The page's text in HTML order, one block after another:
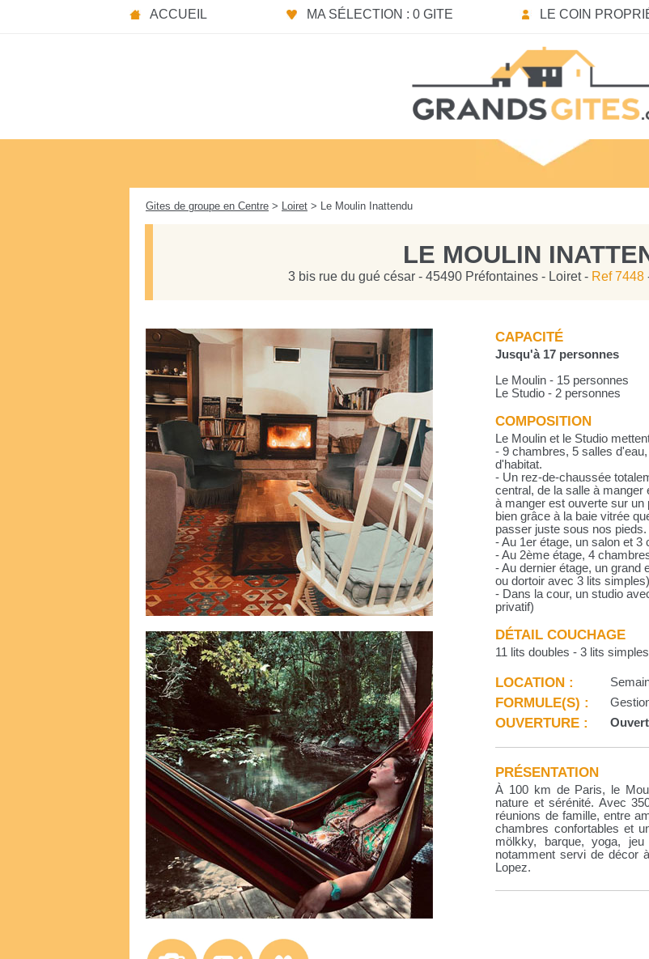
ACCUEIL MA SÉLECTION : 0 GITE LE COIN
Gites de groupe en Centre > Loiret > Le Moulin Inattendu
LE MOULIN
3 bis rue du gué césar - 45490 Préfontaines - Loiret - Ref 7448
CAPACITÉ
Jusqu'à 17 personnes
Le Moulin - 15 personnes
Le Studio - 2 personnes
COMPOSITION
Le Moulin et le Studio
- 9 chambres, 5 salles
d'habitat.
- Un rez-de-chaussée
central, de la salle à manger
à manger est ouverte sur un
bien grâce à la baie vitrée
passer juste sous nos pieds.
- Au 1er étage, un salon et
- Au 2ème étage, 4
- Au dernier étage, un grand
ou dortoir avec 3 lits simples)
- Dans la cour, un studio
privatif)
DÉTAIL COUCHAGE
11 lits doubles - 3 lits
LOCATION :
FORMULE(S) :
OUVERTURE :
PRÉSENTATION
À 100 km de Paris, le
nature et sérénité. Avec
réunions de famille, entre
chambres confortables et
mölkky, barque, yoga,
notamment servi de décor
Lopez.
Panneau de gestion des cookies